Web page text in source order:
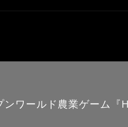
ンワールド農業ゲーム『